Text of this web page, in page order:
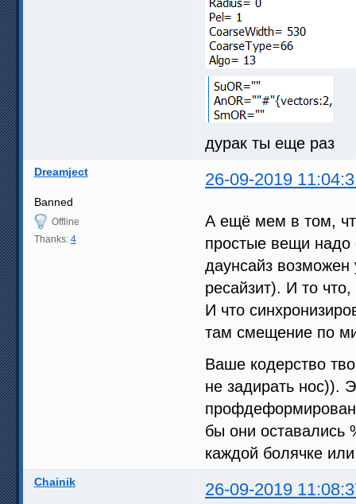
дурак ты еще раз
Dreamject 26-09-2019
Banned
Offline
Thanks: 4
А ещё мем в том,
простые вещи надо
даунсайз возможен
ресайзит). И то
И что
там смещение по
Ваше кодерство
не задирать нос)).
бы они
каждой болячке
Chainik 26-09-2019